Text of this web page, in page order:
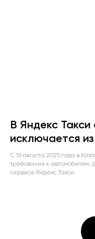
В Яндекс Такси
исключается
С 15 августа 2025 года в
требования к автомобилям,
сервисе Яндекс Такси.